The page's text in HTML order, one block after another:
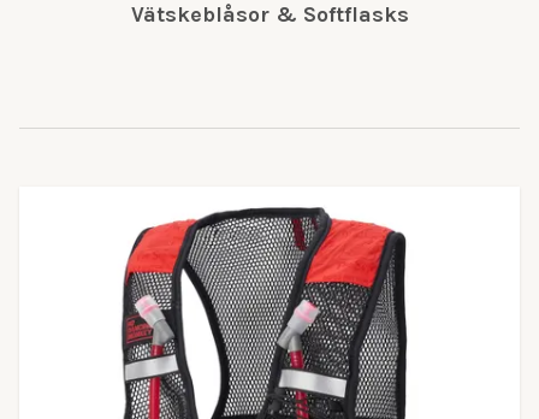
Vätskeblåsor & Softflasks